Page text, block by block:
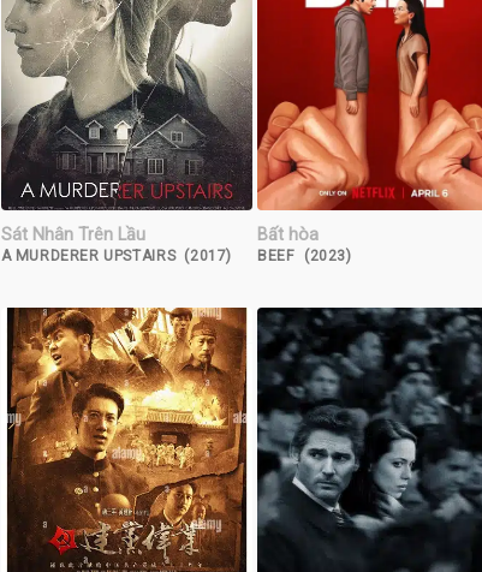
Sát Nhân Trên Lầu
A MURDERER UPSTAIRS (2017)
Bất hòa
BEEF (2023)